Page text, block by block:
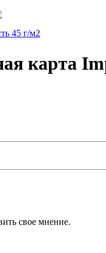
45 г/м2
карта
свое мнение.